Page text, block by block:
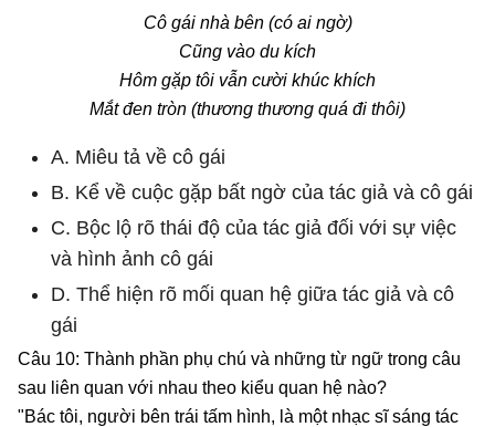
Cô gái nhà bên (có ai ngờ)
Cũng vào du kích
Hôm gặp tôi vẫn cười khúc khích
Mắt đen tròn (thương thương quá đi thôi)
A. Miêu tả về cô gái
B. Kể về cuộc gặp bất ngờ của tác giả và cô gái
C. Bộc lộ rõ thái độ của tác giả đối với sự việc
và hình ảnh cô gái
D. Thể hiện rõ mối quan hệ giữa tác giả và cô
gái
Câu 10: Thành phần phụ chú và những từ ngữ trong câu
sau liên quan với nhau theo kiểu quan hệ nào?
"Bác tôi, người bên trái tấm hình, là một nhạc sĩ sáng tác